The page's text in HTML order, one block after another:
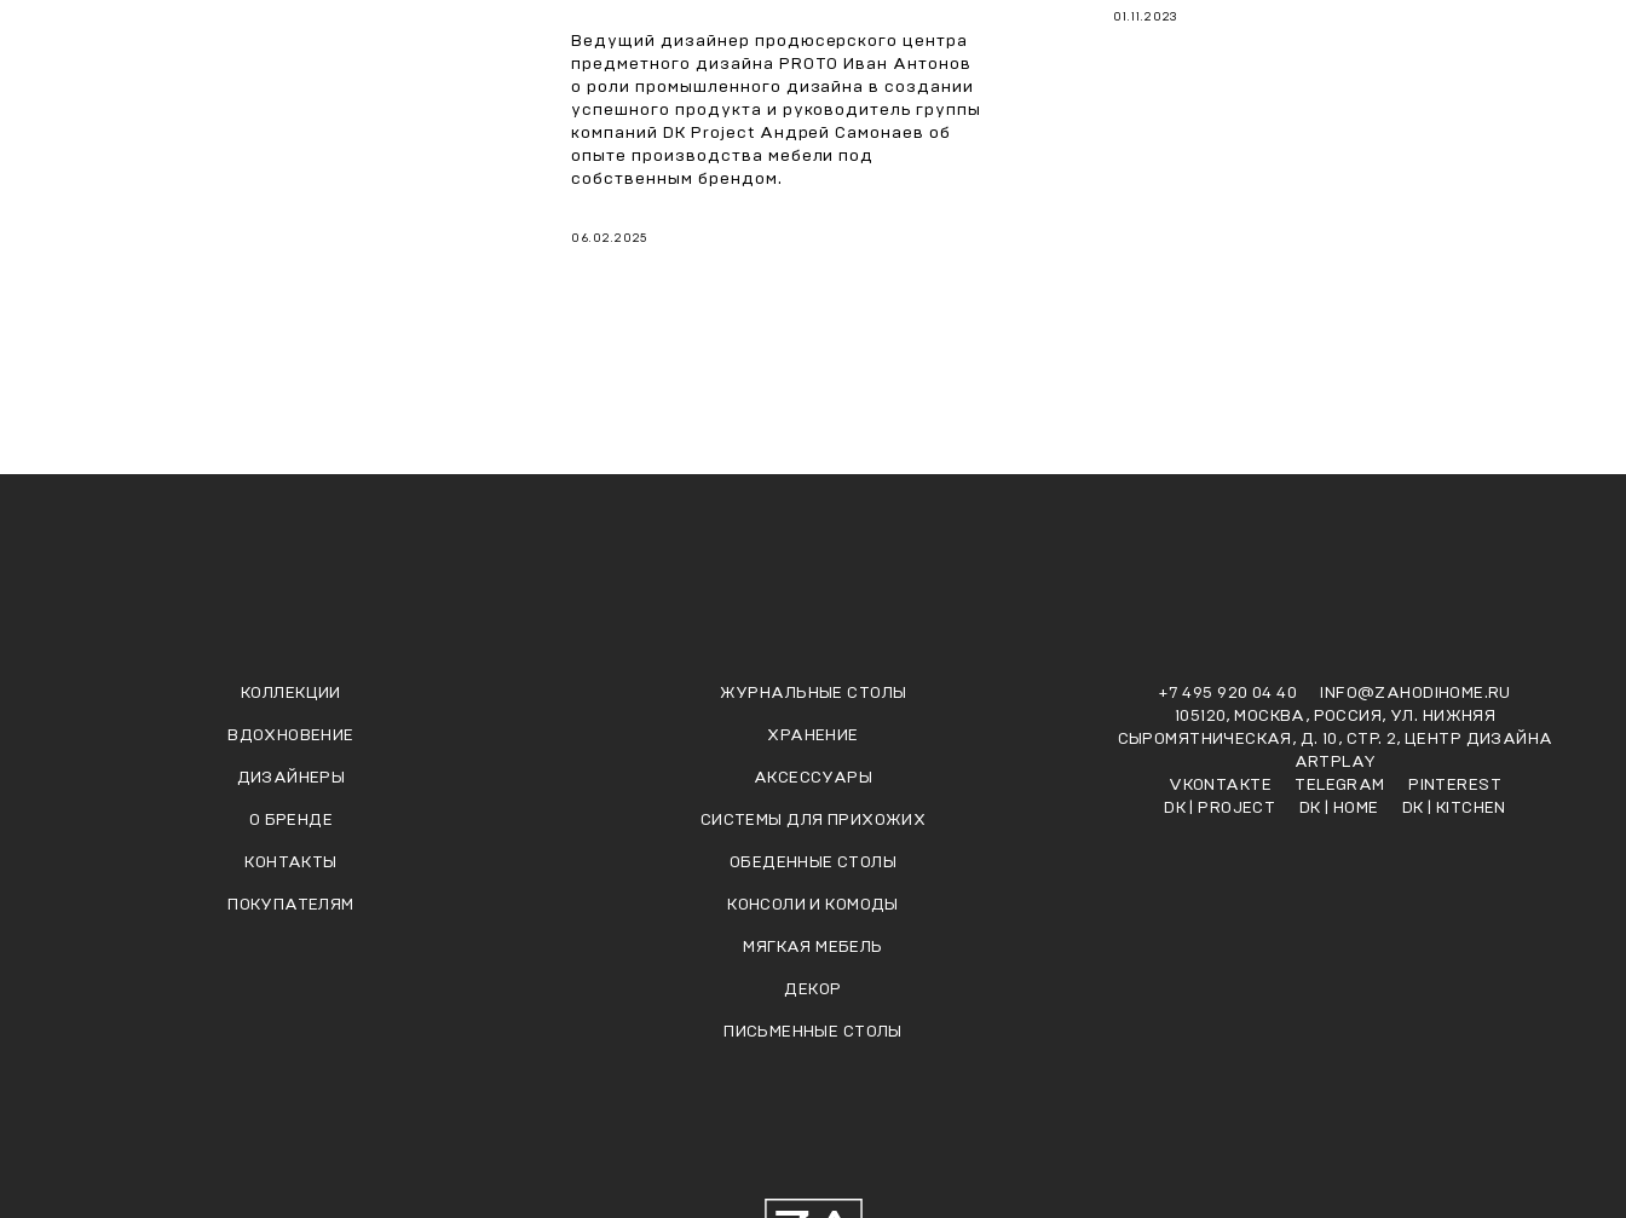
Ведущий дизайнер продюсерского центра
предметного дизайна PROTO Иван Антонов
о роли промышленного дизайна в создании
успешного продукта и руководитель группы
компаний DK Project Андрей Самонаев об
опыте производства мебели под
собственным брендом.
06.02.2025
01.11.2023
ЖУРНАЛЬНЫЕ СТОЛЫ
ХРАНЕНИЕ
АКСЕССУАРЫ
СИСТЕМЫ ДЛЯ ПРИХОЖИХ
ОБЕДЕННЫЕ СТОЛЫ
КОНСОЛИ И КОМОДЫ
МЯГКАЯ МЕБЕЛЬ
ДЕКОР
ПИСЬМЕННЫЕ СТОЛЫ
КОЛЛЕКЦИИ
ВДОХНОВЕНИЕ
ДИЗАЙНЕРЫ
О БРЕНДЕ
КОНТАКТЫ
ПОКУПАТЕЛЯМ
+7 495 920 04 40
INFO@ZAHODIHOME.RU
105120, МОСКВА, РОССИЯ, УЛ. НИЖНЯЯ
СЫРОМЯТНИЧЕСКАЯ, Д. 10, СТР. 2, ЦЕНТР ДИЗАЙНА
ARTPLAY
VKONTAKTE
TELEGRAM
PINTEREST
DK | PROJECT
DK | HOME DK | KITCHEN